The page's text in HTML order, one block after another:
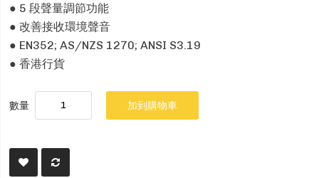
● 5 段聲量調節功能
●改善接收環境聲音
● EN352; AS/NZS 1270; ANSI S3.19
●香港行貨
數量 加到購物車